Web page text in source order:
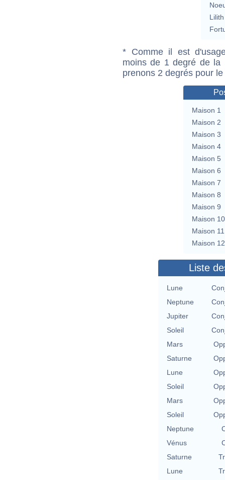
Lilith
* Comme il est
moins de 1 degré de la
prenons 2 degrés pour
Maison 1
Maison 2
Maison 3
Maison 4
Maison 5
Maison 6
Maison 7
Maison 8
Maison 9
Maison 10
Maison 11
Maison 12
Liste
Lune
Neptune
Jupiter
Soleil
Mars
Saturne
Lune
Soleil
Mars
Soleil
Neptune
Vénus
Saturne
Lune